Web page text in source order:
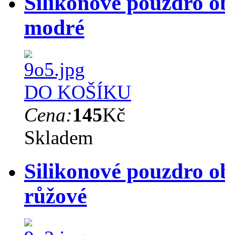
modré
DO KOŠÍKU
Cena:145Kč
Skladem
Silikonové pouzdro
růžové